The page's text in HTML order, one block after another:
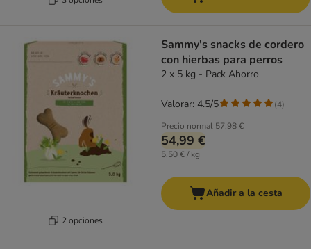
2 opciones
Sammy's snacks de cordero
con hierbas para perros
2 x 5 kg - Pack Ahorro
Precio normal 57,98 €
54,99 €
5,50 € / kg
Valorar: 4.5/5 (4)
Añadir a la cesta